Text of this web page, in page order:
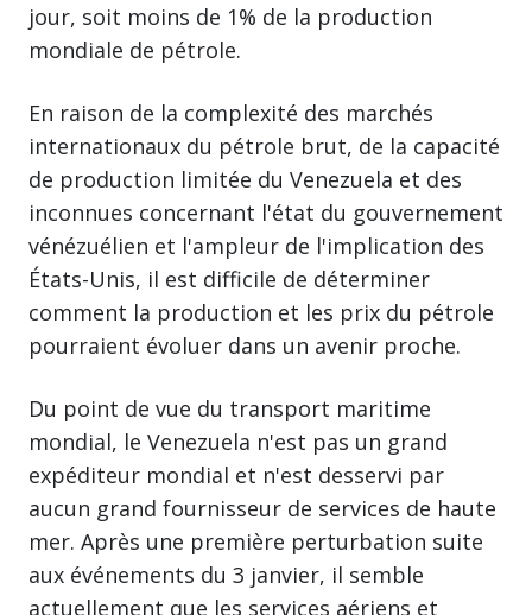
jour, soit moins de 1% de la production
mondiale de pétrole.
En raison de la complexité des marchés
internationaux du pétrole brut, de la capacité
de production limitée du Venezuela et des
inconnues concernant l'état du gouvernement
vénézuélien et l'ampleur de l'implication des
États-Unis, il est difficile de déterminer
comment la production et les prix du pétrole
pourraient évoluer dans un avenir proche.
Du point de vue du transport maritime
mondial, le Venezuela n'est pas un grand
expéditeur mondial et n'est desservi par
aucun grand fournisseur de services de haute
mer. Après une première perturbation suite
aux événements du 3 janvier, il semble
actuellement que les services aériens et